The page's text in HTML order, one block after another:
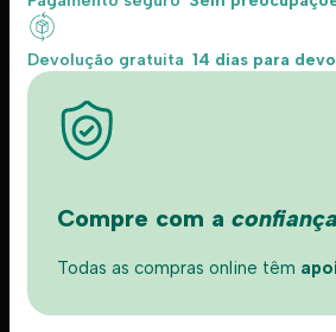
Devolução gratuita 14 dias para
Compre com a confiança
Todas as compras online têm